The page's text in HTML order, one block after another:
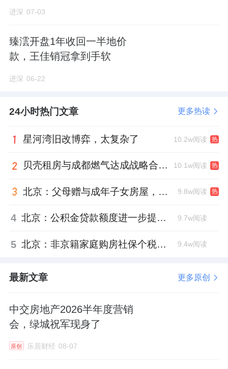
进深 07-03
臻澐开盘1年收回一半地价
款，王佳销冠拿到手软
进深 06-22
24小时热门文章 更多热读
星河湾旧改博弈，太复杂了 10.2w阅读 热
贝壳租房与成都燃气达成战略合作 打通安全巡检“最后一米” 10.1w阅读 热
北京：父母赠与成年子女房屋，不再核验子女的购房资格 9.8w阅读 热
4 北京：公积金贷款额度进一步提高、最高可贷340万元 9.7w阅读
5 北京：非京籍家庭购房社保个税缴纳年限下调为一年 9.4w阅读
最新文章 更多原创
中交房地产2026半年度营销
会，绿城祝军现身了
原创 乐居财经 08-07